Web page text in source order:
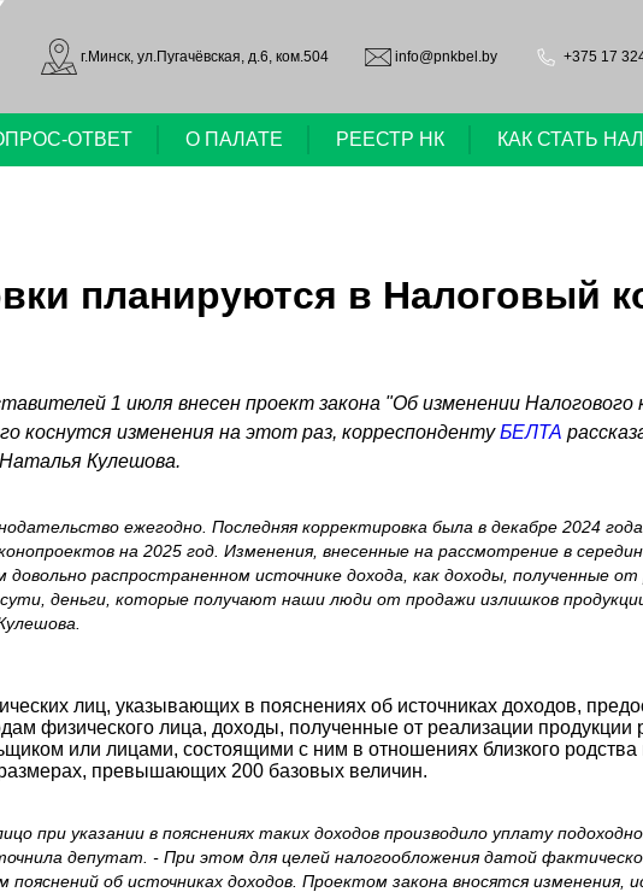
г.Минск, ул.Пугачёвская, д.6, ком.504 info@pnkbel.by +375 17
ОТВЕТ О ПАЛАТЕ РЕЕСТР НК КАК СТАТЬ
планируются в Налоговый
1 июля внесен проект закона "Об изменении Налогового
коснутся изменения на этот раз, корреспондентуБЕЛТА
Кулешова.
ежегодно. Последняя корректировка была в декабре 2024
на 2025 год. Изменения, внесенные на рассмотрение в
распространенном источнике дохода, как доходы, полученные
деньги, которые получают наши люди от продажи излишков
лиц, указывающих в пояснениях об источниках доходов,
физического лица, доходы, полученные от реализации продукции
или лицами, состоящими с ним в отношениях близкого родства
превышающих 200 базовых величин.
при указании в пояснениях таких доходов производило уплату
депутат. - При этом для целей налогообложения датой
об источниках доходов. Проектом закона вносятся изменения,